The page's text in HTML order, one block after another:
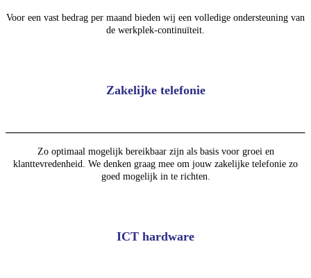
Voor een vast bedrag per maand bieden wij een volledige ondersteuning van
de werkplek-continuïteit.
Zakelijke telefonie
Zo optimaal mogelijk bereikbaar zijn als basis voor groei en
klanttevredenheid. We denken graag mee om jouw zakelijke telefonie zo
goed mogelijk in te richten.
ICT hardware